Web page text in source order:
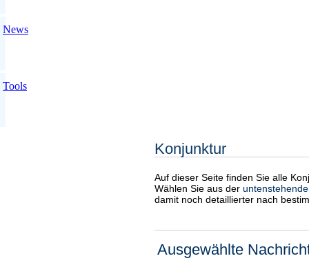
News
Tools
Konjunktur
Auf dieser Seite finden Sie alle
Wählen Sie aus der
damit noch detaillierter nach
Ausgewählte